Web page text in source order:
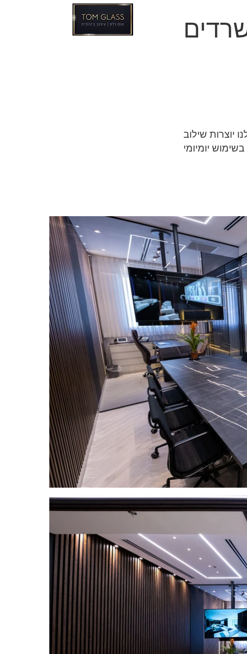
יוצרות שילוב
יומיומי